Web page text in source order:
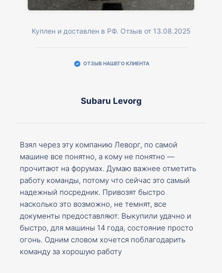
Куплен и доставлен в РФ. Отзыв от 13.08.2025
ОТЗЫВ НАШЕГО КЛИЕНТА
Subaru Levorg
Взял через эту компанию Леворг, по самой
машине все понятно, а кому не понятно —
прочитают на форумах. Думаю важнее отметить
работу команды, потому что сейчас это самый
надежный посредник. Привозят быстро
насколько это возможно, не темнят, все
документы предоставляют. Выкупили удачно и
быстро, для машины 14 года, состояние просто
огонь. Одним словом хочется поблагодарить
команду за хорошую работу